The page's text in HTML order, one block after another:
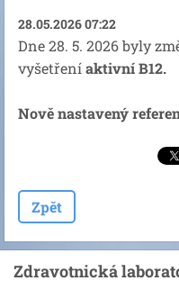
28.05.2026 07:22
Dne 28. 5. 2026 byly
vyšetřeníaktivní B12.
Nově nastavený
Zpět
Zdravotnická